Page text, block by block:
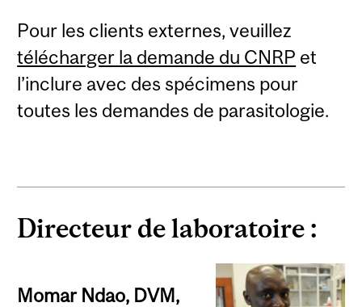
Pour les clients externes, veuillez
télécharger la demande du CNRP et
l’inclure avec des spécimens pour
toutes les demandes de parasitologie.
Directeur de laboratoire :
Momar Ndao, DVM,